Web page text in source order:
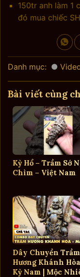
150tr anh làm 1
đó mua chiếc
Danh mục:
Bài viết cùng
Kỳ Hổ – Trầm Sớ
Chìm – Việt Nam
Dây Chuyền Trầm
Hương Khánh
Kỳ Nam | Mộc